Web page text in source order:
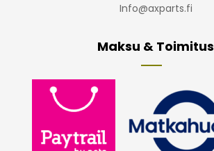
Info@axparts.fi
Maksu & Toimitus